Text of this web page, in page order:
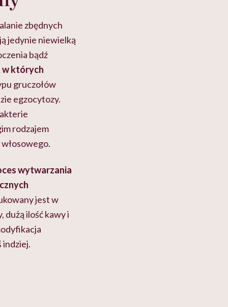
zbędnych
jedynie niewielką
bądź
w których
gruczołów
egzocytozy.
rodzajem
wytwarzania
jest w
ilość kawy i
indziej.